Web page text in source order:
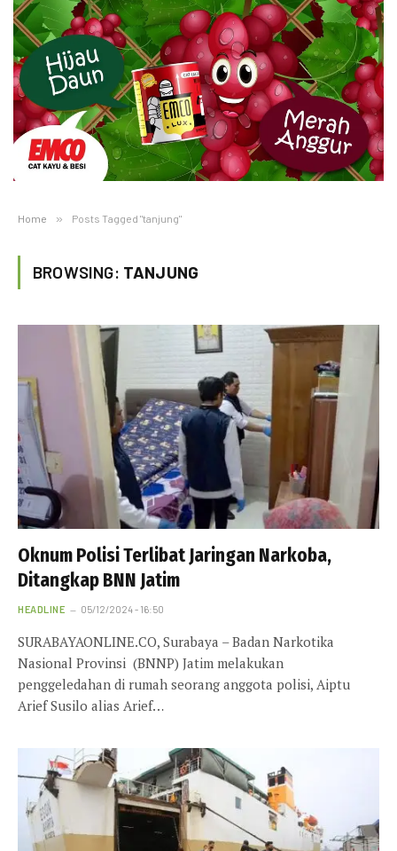
Home » Posts Tagged "tanjung"
BROWSING: TANJUNG
Oknum Polisi Terlibat Jaringan Narkoba,
Ditangkap BNN Jatim
HEADLINE 05/12/2024 - 16:50
SURABAYAONLINE.CO, Surabaya – Badan Narkotika
Nasional Provinsi (BNNP) Jatim melakukan
penggeledahan di rumah seorang anggota polisi, Aiptu
Arief Susilo alias Arief…